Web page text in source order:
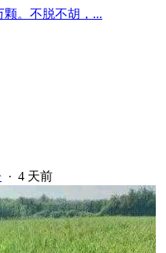
。不脱不胡，...
· 4 天前